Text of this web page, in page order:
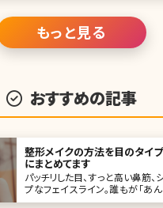
もっと見る
おすすめの記事
整形メイクの方法を目のタイプ
にまとめてます
パッチリした目、すっと高い鼻筋、
プなフェイスライン。誰もが「あ
になりたい」という理想の顔が